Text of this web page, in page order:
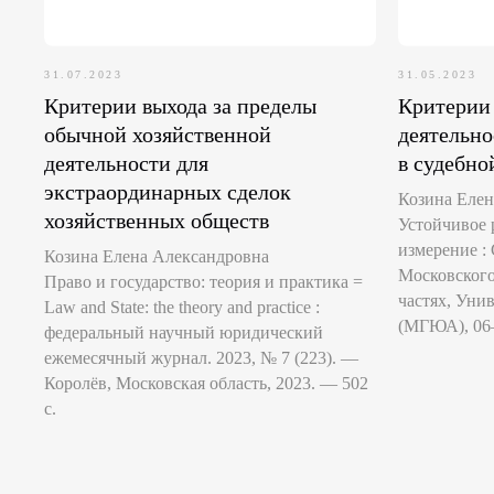
31.07.2023
Критерии выхода за пределы
обычной хозяйственной
деятельности для
экстраординарных сделок
хозяйственных обществ
Козина Елена Александровна
Право и государство: теория и практика =
Law and State: the theory and practice :
федеральный научный юридический
ежемесячный журнал. 2023, № 7 (223). —
Королёв, Московская область, 2023. — 502
с.
31.05.2023
Критерии
в
Козина
Устойчивое
измерение :
частях,
(МГЮА),